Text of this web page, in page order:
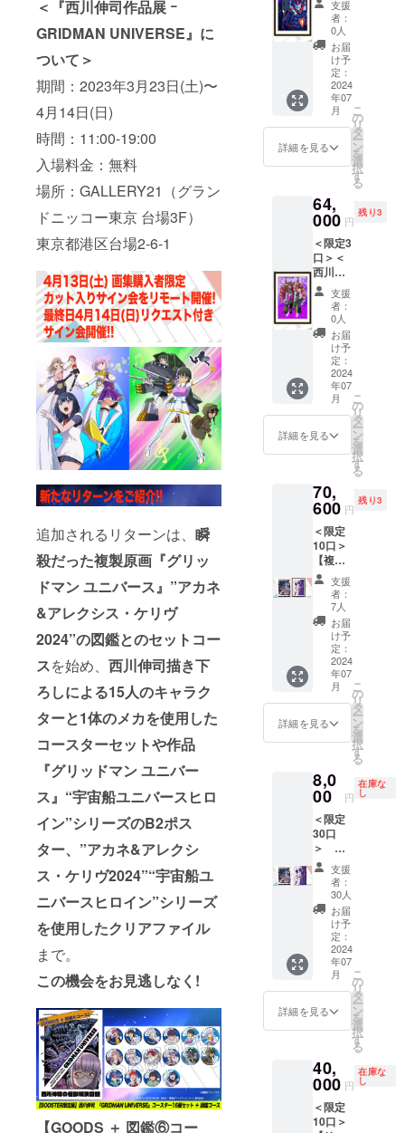
＜『西川伸司作品展 ｰ
GRIDMAN UNIVERSE』に
ついて＞
期間：2023年3月23日(土)〜
4月14日(日)
時間：11:00-19:00
入場料金：無料
場所：GALLERY21（グラン
ドニッコー東京 台場3F）
東京都港区台場2-6-1
追加されるリターンは、 瞬
殺だった複製原画『グリッ
ドマン ユニバース』”アカネ
&アレクシス・ケリヴ
2024”の図鑑とのセットコー
スを始め、 西川伸司描き下
ろしによる15人のキャラク
ターと1体のメカを使用した
コースターセットや作品
『グリッドマン ユニバー
ス』“宇宙船ユニバースヒロ
イン”シリーズのB2ポス
ター、”アカネ&アレクシ
ス・ケリヴ2024”“宇宙船ユ
ニバースヒロイン”シリーズ
を使用したクリアファイル
まで。
この機会をお見逃しなく!
【GOODS ＋ 図鑑⑥コー
※価格は
税込と
なりま
す。 ※
送料は
別途お
客様負
担（着
払い）
ます。
※画像
メージ
です。
約
420mm
)／（額
寸法）
B2サイ
ズ(H約
728 × W
515mm
は版権
元に帰
※2024
年7月下
旬頃の
お届け
となり
ます。
※価格は
税込と
なりま
す。 ※
送料は
別途お
客様負
担（着
払い）
ます。
※画像
メージ
です。
原画
『SSSS
.DYNAZ
ENON
』「オ
ジャ
× バー
ナドド
複製原
画につ
ズ：
（絵
柄）A2
サイズ
(H約
594× W
約
420mm
)／（額
寸法）
B2サイ
ズ(H約
728 × W
515mm
は版権
元に帰
※2024
年7月下
旬頃の
お届け
となり
ます。
※価格は
税込と
なりま
す。 ※
送料は
別途お
客様負
担（着
払い）
ます。
※画像
メージ
です。
今回の
クラウ
ドファ
ンディ
ングの
みとな
りま
す。 ＜
リター
ン内容
●「西川
筆サイ
ン入
り」描
き下ろ
し複製
原画
『SSSS
.DYNAZ
ENON
』「ム
ジナ
× ガル
ニク
ス」 ※
複製原
いて ・
サイ
柄）A2
サイズ
(H約
594× W
約
420mm
)／（額
寸法）
B2サイ
ズ(H約
728 × W
515mm
) ※版権
は版権
属しま
す。
旬頃の
お届け
となり
ます。
※価格は
税込と
なりま
す。 ※
送料は
別途お
客様負
担（着
払い）
となり
ます。
は、イ
メージ
覧会用
加筆作
品を原
画展会
場と
BOOST
ER限定
で複製
原画と
して完
決定！
原画展
が終了
した現
在、入
手出来
るのは
今回の
クラウ
ドファ
ンディ
ングの
みとな
りま
す。 ＜
リター
ン内容
●「西川
筆サイ
ン入
り」描
き下ろ
し複製
原画
『SSSS
.DYNAZ
ENON
』「シ
ズム
× ガ
ギュ
ラ」 ※
複製原
いて ・
サイ
柄）A2
サイズ
(H約
594× W
約
420mm
)／（額
寸法）
B2サイ
ズ(H約
728 × W
515mm
) ※版権
は版権
属しま
す。
旬頃の
お届け
となり
ます。
サイン
入り・
BOOST
ER限定
＞【複
製原画
コース
L】 西
川伸司
による
描き下
ろし
.DYNAZ
ENON
』「ナ
イト
× グ
リッド
ナイ
ト」 展
覧会用
加筆作
品を原
画展会
場と
BOOST
ER限定
で複製
原画と
実施が
決定！
原画展
が終了
した現
在、入
手出来
るのは
今回の
クラウ
ドファ
ンディ
ングの
みとな
りま
す。 ＜
リター
伸司直
筆サイ
り」描
き下ろ
し複製
原画
『SSSS
.DYNAZ
ENON
』「ナ
イト
× グ
リッド
ナイ
複製原
画につ
ズ：
（絵
柄）A2
サイズ
(H約
支援
者：
0人
お届
け予
定：
2024
年07
月
詳細を見る
こ
の
リ
タ
ー
ン
を
選
択
す
る
64,
000 円
残り3
＜限定3
口＞＜
西川伸
司直筆
サイン
入り・
BOOST
ER限定
＞【複
製原画
コース
M】 西
川伸司
による
描き下
ろし
.DYNAZ
ENON
』「２
代目
× ブル
バイ
ン」 展
覧会用
加筆作
品を原
画展会
場と
BOOST
ER限定
で複製
原画と
して完
決定！
原画展
が終了
した現
在、入
手出来
るのは
今回の
クラウ
ドファ
ンディ
ングの
みとな
りま
す。 ＜
リター
ン内容
●「西川
筆サイ
ン入
り」描
き下ろ
し複製
支援
者：
0人
お届
け予
定：
2024
年07
月
詳細を見る
こ
の
リ
タ
ー
ン
を
選
択
す
る
70,
600 円
残り3
＜限定
10口＞
【複製
原画 ＋
図鑑①
コー
ス】
【BOO
STER限
定版】
西川伸
司 【描
き下ろ
し使
用】
「アカ
ネ&アレ
クシ
ス・ケ
イヴ
2024」
展覧会
用描き
下ろし
作品を
BOOST
ER限定
で複製
原画と
して完
全受注
生産が
決定！
入手出
ウド
ファン
ディン
グのみ
となり
支援
者：
7人
お届
け予
定：
2024
年07
月
詳細を見る
こ
の
リ
タ
ー
ン
を
選
択
す
る
8,0
00 円
在庫な
し
＜限定
30口
＞
【GOO
DS ＋
図鑑➂
コー
ス】 作
品展用
に西川
伸司が
描き下
ろした
イラス
トを使
用した
ターが
登場！
作品展
描き下
ろしイ
支援
者：
30人
お届
け予
定：
2024
年07
月
詳細を見る
こ
の
リ
タ
ー
ン
を
選
択
す
る
40,
000 円
在庫な
し
＜限定
10口＞